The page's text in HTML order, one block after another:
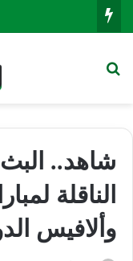
شاهد.. البث
الناقلة
وألافيس